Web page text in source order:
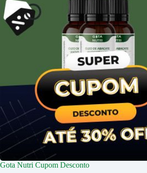
Gota Nutri Cupom Desconto